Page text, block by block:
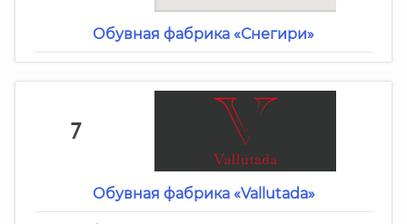
Обувная фабрика «Снегири»
7
Обувная фабрика «Vallutada»